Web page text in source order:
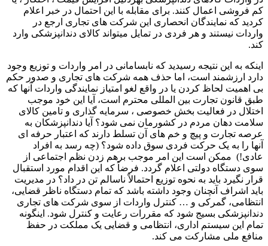
کم فروشی اعمال کنند. برای مقابله با این احتمال در خبر اعلام
کردید که نمایندگان انحصاری این شرکت های تجاری ارجع در
واردات نیستند و هر فردی در تمایل میتواند کالای دندانپزشکی وارد
کند.
اینکه به این نتیجه رسیدید که نابسامانی در امر واردات و توزیع وجود
دارد ارزشمند است، اما حذف همه شرکت های تجاری و صدور حکم
بی اهمیت لحاظ کردن یا در واقع لغو امتیاز نمایندگی واردات آنها که
طبق قانون تجارت بین المللی محترم است، آیا این خود موجب
اختلال در فعالیت بخش خصوصی ، سرمایه گذاری و تامین کالای
سلامت دهان مردم در کشورمان نمی شود؟ آیا دندانپزشکان به
عرصه تجارت و پیچ و خم های آن تسلط دارند که اعتبار حرفه ای
آنها را به یک حرکت فردی سوق داده شود؟ (چه رسد به افراد
عادی!) ممکن است این امر موجب برهم زدن نظم اجتماعی از
سوی دستگاه دولتی اعلام گردد. فرضاً که این اقدام مورد استقبال
قرار نگیرد باید به نحوه توزیع احتمالاً ناسالم تن در داد؟ در مدیریت
باید اشراف آنچنان وجود داشته باشد که تمام دستگاه ناظر قضایی،
انتظامی، گمرکی و … کنترل واردات از سوی شرکت های تجاری
دندانپزشکی بسیج شود که مقررات رعایت و کنترل شود. اینگونه
تمام این سیستم اداری، انتظامی و قضایی یک مملکت در حفظ
منافع ملی مشارکت می کند.